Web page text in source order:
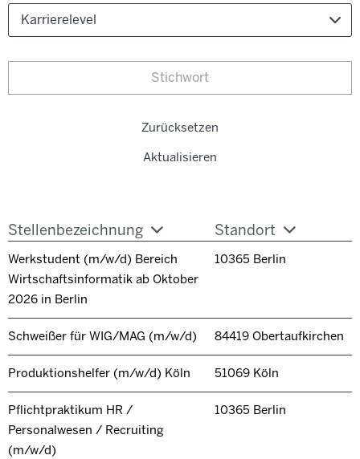
Karrierelevel
Zurücksetzen
Aktualisieren
Stellenbezeichnung Standort
Werkstudent (m/w/d) Bereich
Wirtschaftsinformatik ab Oktober
2026 in Berlin
10365 Berlin
Schweißer für WIG/MAG (m/w/d) 84419 Obertaufkirchen
Produktionshelfer (m/w/d) Köln 51069 Köln
Pflichtpraktikum HR /
Personalwesen / Recruiting
(m/w/d)
10365 Berlin